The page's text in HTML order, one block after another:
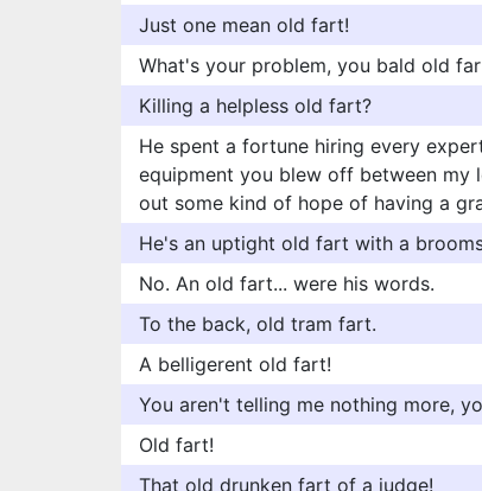
Just one mean old fart!
What's your problem, you bald old
Killing a helpless old fart?
He spent a fortune hiring every
equipment you blew off between my
out some kind of hope of having a
He's an uptight old fart with a
No. An old fart... were his words.
To the back, old tram fart.
A belligerent old fart!
You aren't telling me nothing more,
Old fart!
That old drunken fart of a judge!